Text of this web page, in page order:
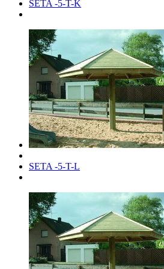
SETA -5-T-K
SETA -5-T-L